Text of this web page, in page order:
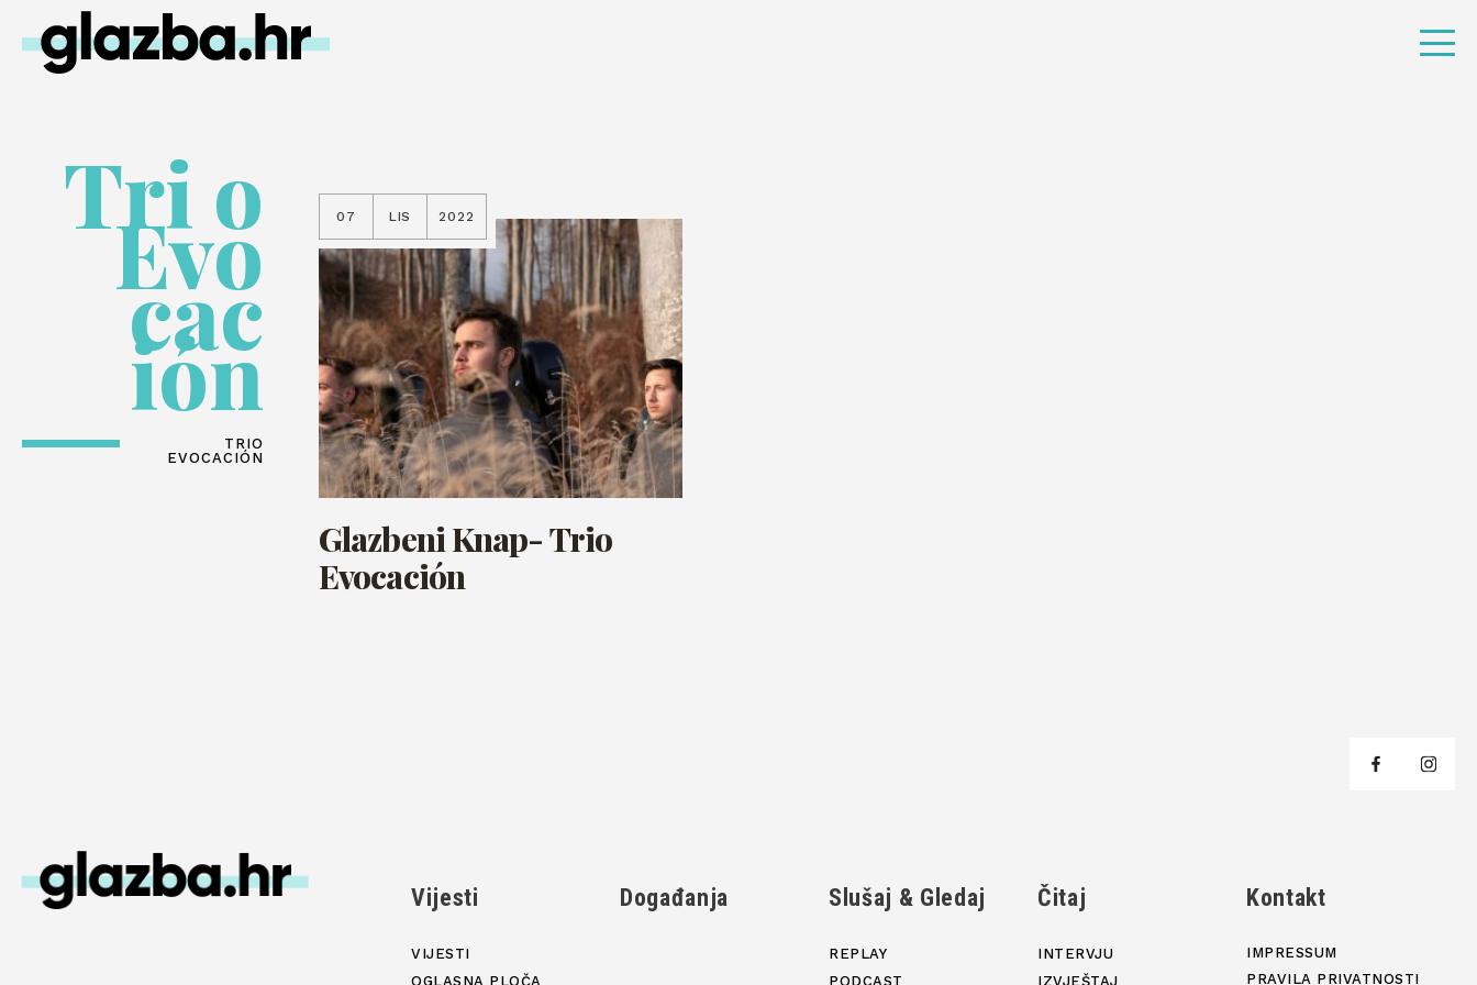
Tri o
Evo
cac
ión
TRIO
EVOCACIÓN
07 LIS 2022
Glazbeni Knap- Trio
Evocación
Vijesti
VIJESTI
OGLASNA PLOČA
Događanja Slušaj & Gledaj
REPLAY
PODCAST
Čitaj
INTERVJU
IZVJEŠTAJ
Kontakt
IMPRESSUM
PRAVILA PRIVATNOSTI